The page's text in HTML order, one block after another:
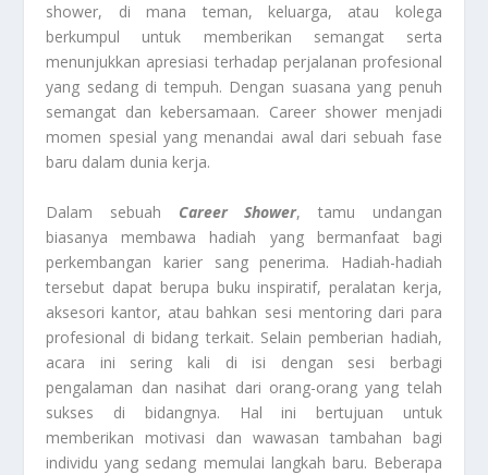
shower, di mana teman, keluarga, atau kolega
berkumpul untuk memberikan semangat serta
menunjukkan apresiasi terhadap perjalanan profesional
yang sedang di tempuh. Dengan suasana yang penuh
semangat dan kebersamaan. Career shower menjadi
momen spesial yang menandai awal dari sebuah fase
baru dalam dunia kerja.
Dalam sebuah Career Shower, tamu undangan
biasanya membawa hadiah yang bermanfaat bagi
perkembangan karier sang penerima. Hadiah-hadiah
tersebut dapat berupa buku inspiratif, peralatan kerja,
aksesori kantor, atau bahkan sesi mentoring dari para
profesional di bidang terkait. Selain pemberian hadiah,
acara ini sering kali di isi dengan sesi berbagi
pengalaman dan nasihat dari orang-orang yang telah
sukses di bidangnya. Hal ini bertujuan untuk
memberikan motivasi dan wawasan tambahan bagi
individu yang sedang memulai langkah baru. Beberapa